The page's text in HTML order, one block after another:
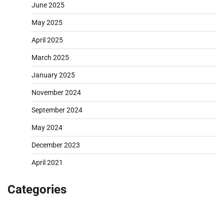
June 2025
May 2025
April 2025
March 2025
January 2025
November 2024
September 2024
May 2024
December 2023
April 2021
Categories